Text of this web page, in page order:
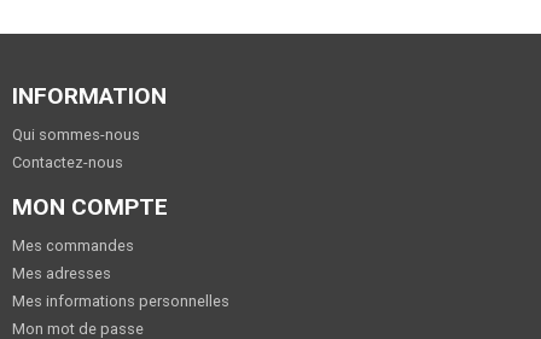
INFORMATION
Qui sommes-nous
Contactez-nous
MON COMPTE
Mes commandes
Mes adresses
Mes informations personnelles
Mon mot de passe